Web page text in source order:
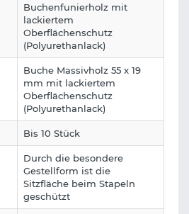
Buchenfunierholz mit
lackiertem
Oberflächenschutz
(Polyurethanlack)
Buche Massivholz 55 x 19
mm mit lackiertem
Oberflächenschutz
(Polyurethanlack)
Bis 10 Stück
Durch die besondere
Gestellform ist die
Sitzfläche beim Stapeln
geschützt